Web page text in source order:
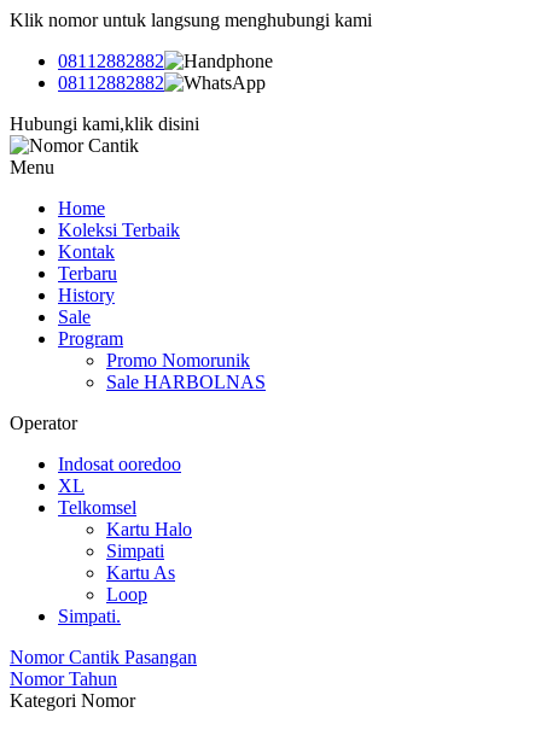
Klik nomor untuk langsung menghubungi kami
08112882882
08112882882
Hubungi kami,klik disini
Menu
Home
Koleksi Terbaik
Kontak
Terbaru
History
Sale
Program
Promo Nomorunik
Sale HARBOLNAS
Operator
Indosat ooredoo
XL
Telkomsel
Kartu Halo
Simpati
Kartu As
Loop
Simpati.
Nomor Cantik Pasangan
Nomor Tahun
Kategori Nomor